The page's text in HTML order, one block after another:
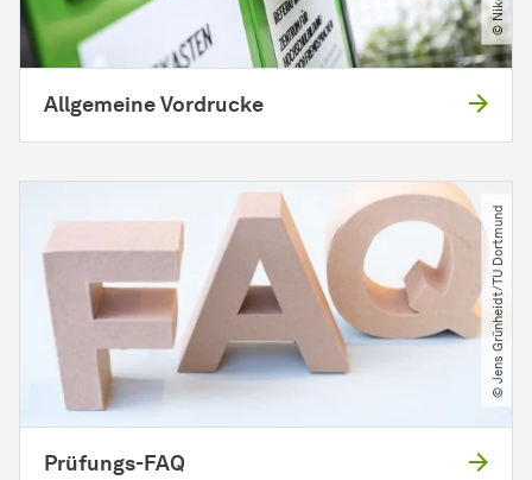
Allgemeine Vordrucke
© Jens Grünheidt​/​TU Dortmund
Prüfungs-FAQ